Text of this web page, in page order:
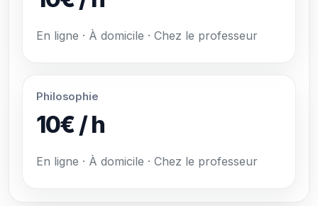
En ligne · À domicile · Chez le professeur
Philosophie
10€ / h
En ligne · À domicile · Chez le professeur